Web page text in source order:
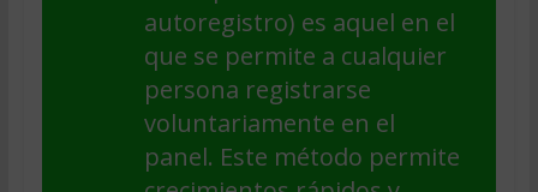
autoregistro) es aquel en el
que se permite a cualquier
persona registrarse
voluntariamente en el
panel. Este método permite